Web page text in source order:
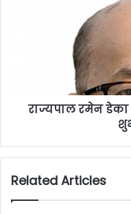
राज्यपाल रमेन डेका
Related Articles